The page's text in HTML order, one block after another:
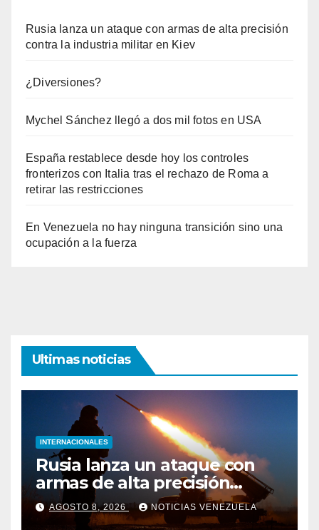
Rusia lanza un ataque con armas de alta precisión
contra la industria militar en Kiev
¿Diversiones?
Mychel Sánchez llegó a dos mil fotos en USA
España restablece desde hoy los controles
fronterizos con Italia tras el rechazo de Roma a
retirar las restricciones
En Venezuela no hay ninguna transición sino una
ocupación a la fuerza
Ultimas noticias
INTERNACIONALES
Rusia lanza un ataque con
armas de alta precisión
contra la industria militar en
Kiev
AGOSTO 8, 2026 NOTICIAS VENEZUELA